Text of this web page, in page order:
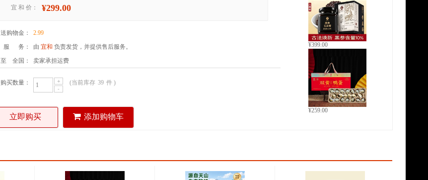
宜 和 价： ¥299.00
送购物金：
2.99
服 务：
由 宜和 负责发货，并提供售后服务。
至 全国：
卖家承担运费
购买数量：
+
-
(当前库存 39 件 )
立即购买 添加购物车
¥399.00
¥259.00